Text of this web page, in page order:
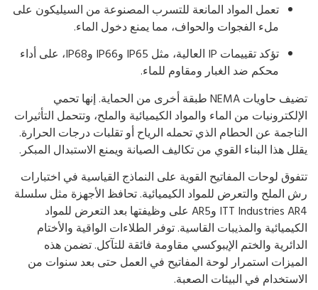
تعمل المواد المانعة للتسرب المصنوعة من السيليكون على
ملء الفجوات والحواف، مما يمنع دخول الماء.
تؤكد تقييمات IP العالية، مثل IP65 وIP66 وIP68، على أداء
محكم ضد الغبار ومقاوم للماء.
تضيف حاويات NEMA طبقة أخرى من الحماية. إنها تحمي
من الماء والمواد الكيميائية والملح، وتتحمل التأثيرات
عن الحطام الذي تحمله الرياح أو تقلبات درجات الحرارة.
هذا البناء القوي من تكاليف الصيانة ويمنع الاستبدال المبكر.
لوحات المفاتيح القوية على النماذج القياسية في اختبارات
الملح والتعرض للمواد الكيميائية. تحافظ الأجهزة مثل سلسلة
ITT Industries AR4 وAR5 على وظيفتها بعد التعرض للمواد
والمذيبات القاسية. توفر الطلاءات الواقية والأختام
والختم الإيبوكسي مقاومة فائقة للتآكل. تضمن هذه
استمرار لوحة المفاتيح في العمل حتى بعد سنوات من
في البيئات الصعبة.